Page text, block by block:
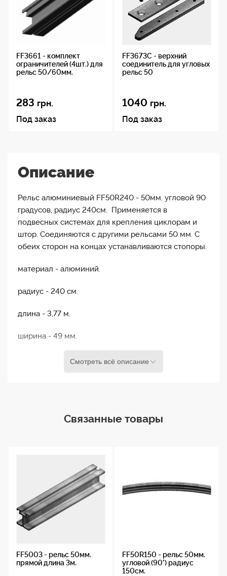
FF3661 - комплект
ограничителей (4шт.) для
рельс 50/60мм.
283 грн.
Под заказ
FF3673C - верхний
соединитель для угловых
рельс 50
1040 грн.
Под заказ
Описание
Рельс алюминиевый FF50R240 - 50мм. угловой 90
градусов, радиус 240см. Применяется в
подвесных системах для крепления циклорам и
штор. Соединяются с другими рельсами 50 мм. С
обеих сторон на концах устанавливаются стопоры.
материал - алюминий.
радиус - 240 см.
длина - 3,77 м.
ширина - 49 мм.
высота - 53 мм.Смотреть всё описание
Связанные товары
FF5003 - рельс 50мм.
прямой длина 3м.
FF50R150 - рельс 50мм.
угловой (90°) радиус
150см.